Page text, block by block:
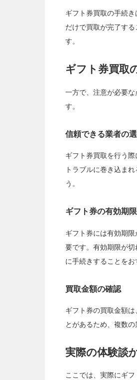
ギフト券買取の手続
だけで買取が完了す
す。
ギフト券買取
一方で、注意が必要
す。
信頼できる業者の
ギフト券買取を行う
トラブルに巻き込ま
う。
ギフト券の有効期限
ギフト券には有効期
要です。有効期限が
に手続きすることをお
買取金額の確認
ギフト券の買取金額
とがあるため、複数
実際の体験談
ここでは、実際にギ